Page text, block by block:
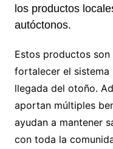
los productos
autóctonos.
Estos productos
fortalecer el sistema
llegada del otoño.
aportan múltiples
ayudan a mantener
con toda la